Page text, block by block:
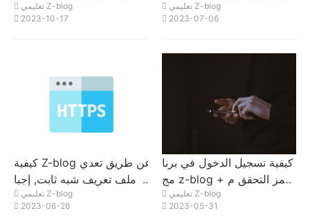
فة التي تم تنفيذها باستخدام ر
مز PHP
تعليمي Z-blog
2023-10-17
ص؟
تعليمي Z-blog
2023-07-06
كيفية Z-blog عن طريق تعدي
ل ملف تعريف شبه ثابت, إجبا
ر الموقع على استخدام https
الوصول
تعليمي Z-blog
2023-06-26
كيفية تسجيل الدخول في برنا
مج z-blog + رمز التحقق م
ن الهاتف المحمول
تعليمي Z-blog
2023-05-31